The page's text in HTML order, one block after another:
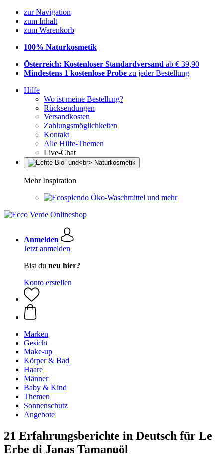
zur Navigation
zum Inhalt
zum Warenkorb
100% Naturkosmetik
Österreich: Kostenloser Standardversand ab € 39,90
Mindestens 1 kostenlose Probe zu jeder Bestellung
Hilfe
Wo ist meine Bestellung?
Rücksendungen
Versandkosten
Zahlungsmöglichkeiten
Kontakt
Alle Hilfe-Themen
Live-Chat
Mehr Inspiration
Öko-Waschmittel und mehr
Anmelden
Jetzt anmelden
Bist du neu hier?
Konto erstellen
Marken
Gesicht
Make-up
Körper & Bad
Haare
Männer
Baby & Kind
Themen
Sonnenschutz
Angebote
21 Erfahrungsberichte in Deutsch für Le
Erbe di Janas Tamanuöl